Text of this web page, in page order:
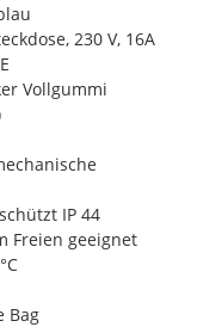
230 V, 16A
Vollgummi
IP 44
Freien geeignet
Bag